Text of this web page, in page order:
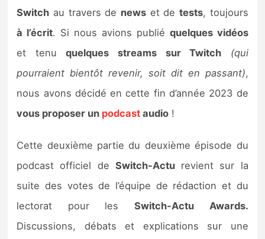
Tests d’accessoires
Autres tests
Previews
Précommandes
Sorties de jeux
Bons plans
Switch au travers de newset detests, toujours
à l’écrit. Si nous avions publié quelques vidéos
et tenuquelques streams sur Twitch
(qui
pourraient bientôt revenir, soit dit en passant),
nous avons décidé en cette fin d’année 2023 de
vous proposer un podcast audio !
Cette deuxième partie du deuxième épisode du
podcast officiel de Switch-Acturevient sur la
suite des votes de l’équipe de rédaction et du
lectorat pour lesSwitch-Actu Awards.
Discussions, débats et explications sur une